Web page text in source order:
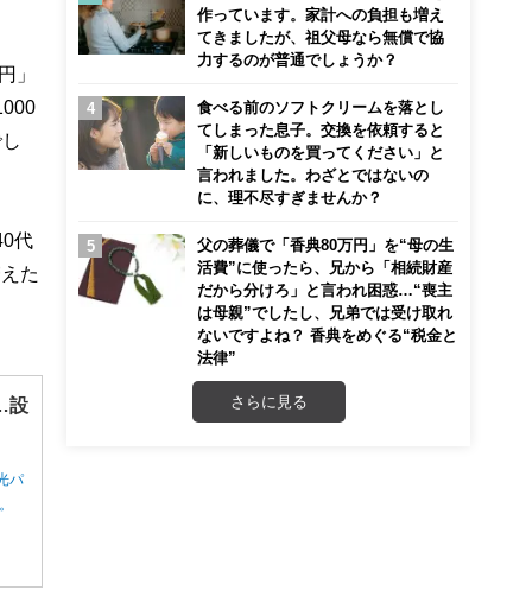
」
代
た
設
パ
作っています。家計への負担も増え
てきましたが、祖父母なら無償で協
力するのが普通でしょうか？
食べる前のソフトクリームを落とし
てしまった息子。交換を依頼すると
「新しいものを買ってください」と
言われました。わざとではないの
に、理不尽すぎませんか？
父の葬儀で「香典80万円」を“母の生
活費”に使ったら、兄から「相続財産
だから分けろ」と言われ困惑…“喪主
は母親”でしたし、兄弟では受け取れ
ないですよね？ 香典をめぐる“税金と
法律”
さらに見る